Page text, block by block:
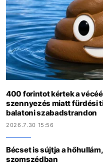
400 forintot kértek a
szennyezés miatt fürdési
balatoni szabadstrandon
2026.7.30 15:56
Bécset is sújtja a
szomszédban